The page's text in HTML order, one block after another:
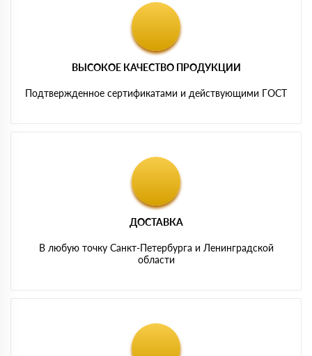
ВЫСОКОЕ КАЧЕСТВО ПРОДУКЦИИ
Подтвержденное сертификатами и действующими ГОСТ
ДОСТАВКА
В любую точку Санкт-Петербурга и Ленинградской
области